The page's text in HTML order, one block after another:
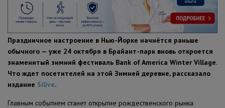
Праздничное настроение в Нью-Йорке начнётся раньше
обычного — уже 24 октября в Брайант-парк вновь откроется
знаменитый зимний фестиваль Bank of America Winter Village.
Что ждет посетителей на этой Зимней деревне, рассказало
издание Silive.
Главным событием станет открытие рождественского рынка